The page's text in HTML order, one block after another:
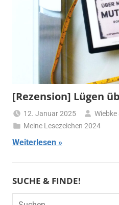
[Rezension] Lügen
12. Januar 2025
Meine Lesezeichen 2024
Weiterlesen
SUCHE & FINDE!
Suchen